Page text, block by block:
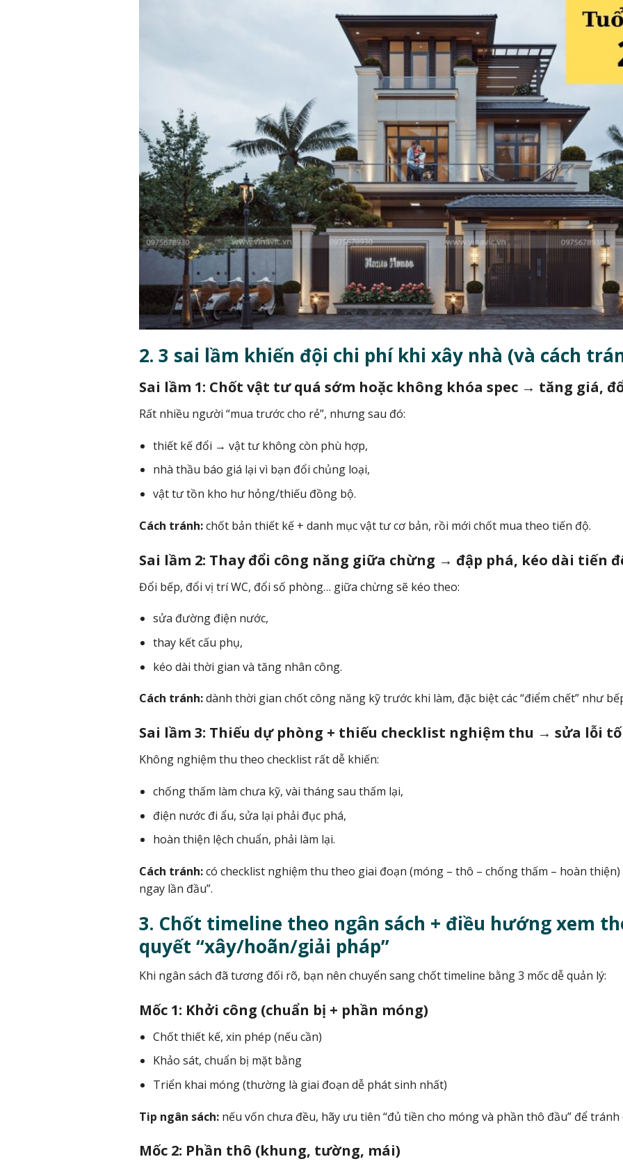
2. 3 sai lầm khiến đội chi phí khi xây nhà (và cách
Sai lầm 1: Chốt vật tư quá sớm hoặc không khóa spec → tăng giá,
Rất nhiều người “mua trước cho rẻ”, nhưng sau đó:
thiết kế đổi → vật tư không còn phù hợp,
nhà thầu báo giá lại vì bạn đổi chủng loại,
vật tư tồn kho hư hỏng/thiếu đồng bộ.
Cách tránh:chốt bản thiết kế + danh mục vật tư cơ bản, rồi mới chốt mua theo tiến độ.
Sai lầm 2: Thay đổi công năng giữa chừng → đập phá, kéo dài tiến
Đổi bếp, đổi vị trí WC, đổi số phòng… giữa chừng sẽ kéo theo:
sửa đường điện nước,
thay kết cấu phụ,
kéo dài thời gian và tăng nhân công.
Cách tránh:dành thời gian chốt công năng kỹ trước khi làm, đặc biệt các “điểm chết” như
Sai lầm 3: Thiếu dự phòng + thiếu checklist nghiệm thu → sửa lỗi
Không nghiệm thu theo checklist rất dễ khiến:
chống thấm làm chưa kỹ, vài tháng sau thấm lại,
điện nước đi ẩu, sửa lại phải đục phá,
hoàn thiện lệch chuẩn, phải làm lại.
Cách tránh:có checklist nghiệm thu theo giai đoạn (móng – thô – chống thấm – hoàn
ngay lần đầu”.
3. Chốt timeline theo ngân sách + điều hướng xem
quyết “xây/hoãn/giải pháp”
Khi ngân sách đã tương đối rõ, bạn nên chuyển sang chốt timeline bằng 3 mốc dễ quản lý:
Mốc 1: Khởi công (chuẩn bị + phần móng)
Chốt thiết kế, xin phép (nếu cần)
Khảo sát, chuẩn bị mặt bằng
Triển khai móng (thường là giai đoạn dễ phát sinh nhất)
Tip ngân sách:nếu vốn chưa đều, hãy ưu tiên “đủ tiền cho móng và phần thô đầu” để tránh
Mốc 2: Phần thô (khung, tường, mái)